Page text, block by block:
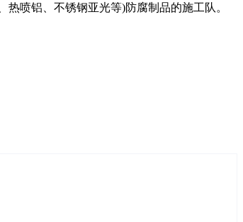
喷铝、不锈钢亚光等)防腐制品的施工队。